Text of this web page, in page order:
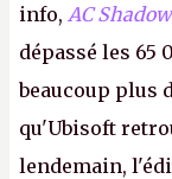
info, AC
dépassé les 65
beaucoup plus
qu'Ubisoft
lendemain,